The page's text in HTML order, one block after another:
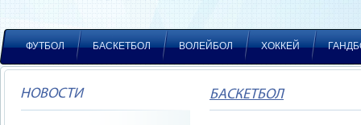
ФУТБОЛ БАСКЕТБОЛ ВОЛЕЙБОЛ ХОККЕЙ
НОВОСТИ БАСКЕТБОЛ